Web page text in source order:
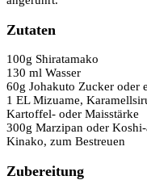
Zutaten
100g Shiratamako
130 ml Wasser
60g Johakuto Zucker oder
1 EL Mizuame,
Kartoffel- oder Maisstärke
300g Marzipan oder
Kinako, zum Bestreuen
Zubereitung